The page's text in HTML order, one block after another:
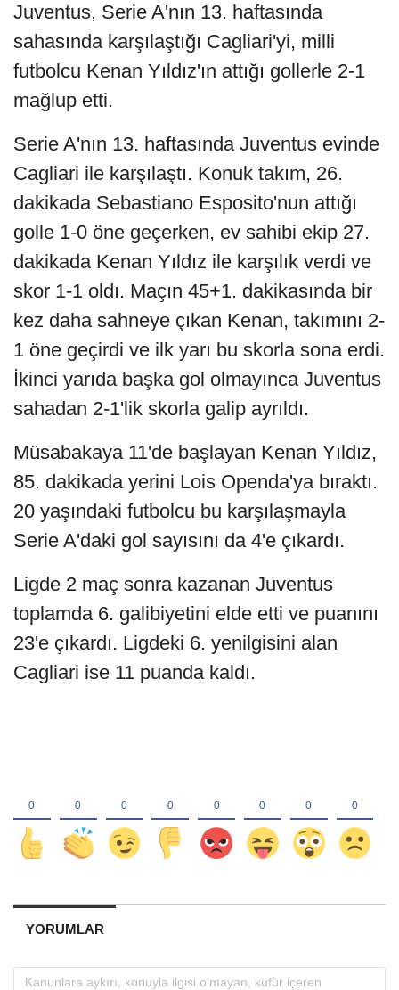
Juventus, Serie A'nın 13. haftasında
sahasında karşılaştığı Cagliari'yi, milli
futbolcu Kenan Yıldız'ın attığı gollerle 2-1
mağlup etti.
Serie A'nın 13. haftasında Juventus evinde
Cagliari ile karşılaştı. Konuk takım, 26.
dakikada Sebastiano Esposito'nun attığı
golle 1-0 öne geçerken, ev sahibi ekip 27.
dakikada Kenan Yıldız ile karşılık verdi ve
skor 1-1 oldı. Maçın 45+1. dakikasında bir
kez daha sahneye çıkan Kenan, takımını 2-
1 öne geçirdi ve ilk yarı bu skorla sona erdi.
İkinci yarıda başka gol olmayınca Juventus
sahadan 2-1'lik skorla galip ayrıldı.
Müsabakaya 11'de başlayan Kenan Yıldız,
85. dakikada yerini Lois Openda'ya bıraktı.
20 yaşındaki futbolcu bu karşılaşmayla
Serie A'daki gol sayısını da 4'e çıkardı.
Ligde 2 maç sonra kazanan Juventus
toplamda 6. galibiyetini elde etti ve puanını
23'e çıkardı. Ligdeki 6. yenilgisini alan
Cagliari ise 11 puanda kaldı.
YORUMLAR